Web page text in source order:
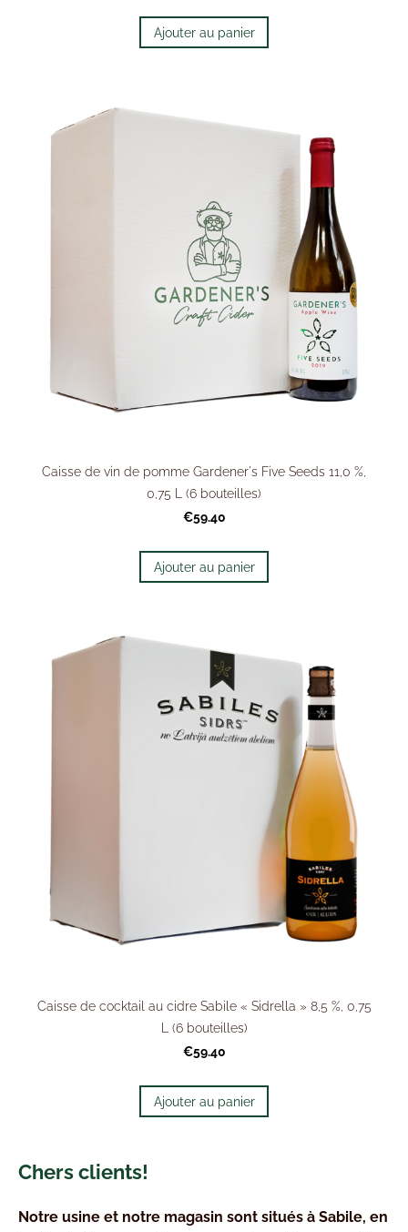
Chers clients!
Notre usine et notre magasin sont situés à Sabile, en
Ajouter au panier
Caisse de vin de pomme Gardener's Five Seeds 11,0 %,
0,75 L (6 bouteilles)
€59.40
Ajouter au panier
Caisse de cocktail au cidre Sabile « Sidrella » 8,5 %, 0,75
L (6 bouteilles)
€59.40
Ajouter au panier